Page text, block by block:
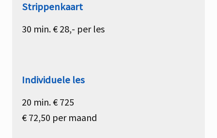
Strippenkaart
30 min. € 28,- per les
Individuele les
20 min. € 725
€ 72,50 per maand